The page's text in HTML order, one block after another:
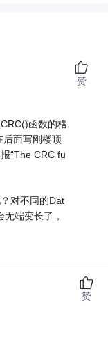
函数的格
面写刚楼顶
“The CRC fu
对不同的Dat
端变长了，
赞
赞